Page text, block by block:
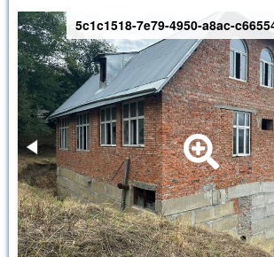
5c1c1518-7e79-4950-a8ac-